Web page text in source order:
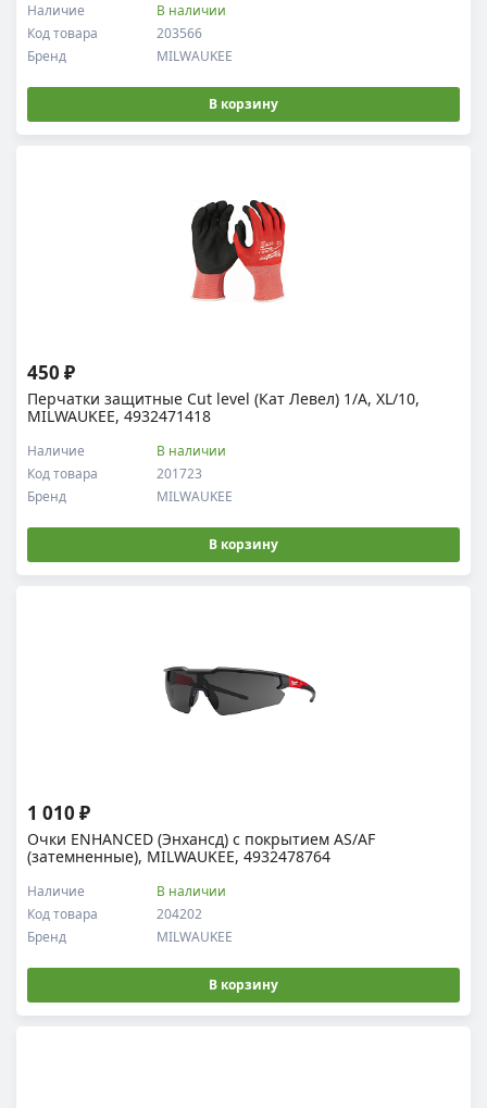
Код товара 203566
Наличие В наличии
Бренд MILWAUKEE
В корзину
Перчатки защитные Cut level (Кат Левел) 1/A, XL/10,
MILWAUKEE, 4932471418
Код товара 201723
Наличие В наличии
Бренд MILWAUKEE
450 ₽
В корзину
Очки ENHANCED (Энхансд) с покрытием AS/AF
(затемненные), MILWAUKEE, 4932478764
Код товара 204202
Наличие В наличии
Бренд MILWAUKEE
1 010 ₽
В корзину